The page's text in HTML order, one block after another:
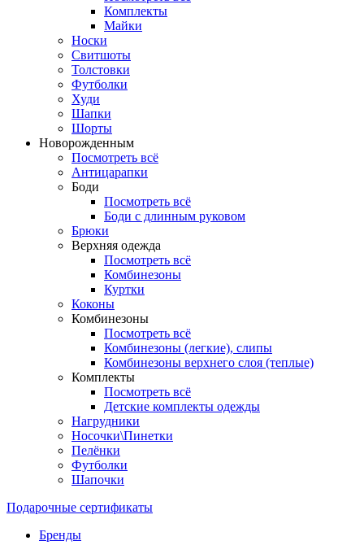
Комплекты
Майки
Носки
Свитшоты
Толстовки
Футболки
Худи
Шапки
Шорты
Новорожденным
Посмотреть всё
Антицарапки
Боди
Посмотреть всё
Боди с длинным руковом
Брюки
Верхняя одежда
Посмотреть всё
Комбинезоны
Куртки
Коконы
Комбинезоны
Посмотреть всё
Комбинезоны (легкие), слипы
Комбинезоны верхнего слоя (теплые)
Комплекты
Посмотреть всё
Детские комплекты одежды
Нагрудники
Носочки\Пинетки
Пелёнки
Футболки
Шапочки
Подарочные сертификаты
Бренды